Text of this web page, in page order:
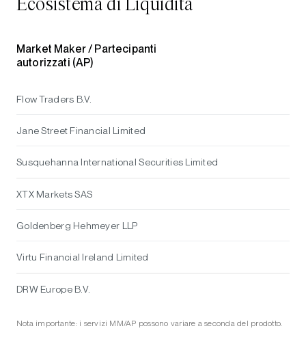
Ecosistema di Liquidità
Market Maker / Partecipanti
autorizzati (AP)
Flow Traders B.V.
Jane Street Financial Limited
Susquehanna International Securities Limited
XTX Markets SAS
Goldenberg Hehmeyer LLP
Virtu Financial Ireland Limited
DRW Europe B.V.
Nota importante: i servizi MM/AP possono variare a seconda del prodotto.